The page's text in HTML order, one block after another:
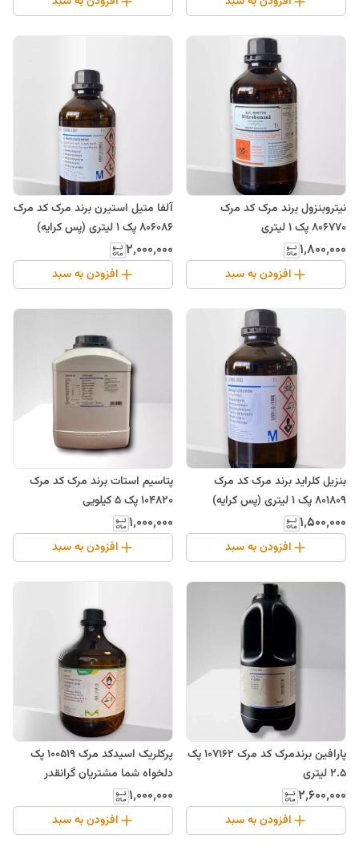
نیتروبنزول برند مرک کد مرک
806770 پک 1 لیتری
۱٬۸۰۰٬۰۰۰
افزودن به سبد
آلفا متیل استیرن برند مرک کد مرک
806086 پک 1 لیتری (پس کرایه)
۲٬۰۰۰٬۰۰۰
افزودن به سبد
بنزیل کلراید برند مرک کد مرک
801809 پک 1 لیتری (پس کرایه)
۱٬۵۰۰٬۰۰۰
افزودن به سبد
پتاسیم استات برند مرک کد مرک
104820 پک 5 کیلویی
۱٬۰۰۰٬۰۰۰
افزودن به سبد
پارافین برندمرک کد مرک 107162 پک
2.5 لیتری
۲٬۶۰۰٬۰۰۰
افزودن به سبد
پرکلریک اسیدکد مرک 100519 پک
دلخواه شما مشتریان گرانقدر
۱٬۰۰۰٬۰۰۰
افزودن به سبد